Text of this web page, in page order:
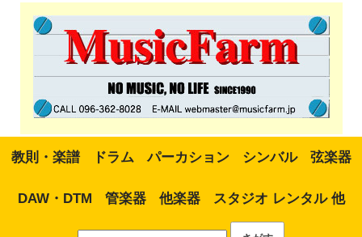
教則・楽譜 ドラム パーカション シンバル 弦楽器
DAW・DTM 管楽器 他楽器 スタジオ レンタル 他